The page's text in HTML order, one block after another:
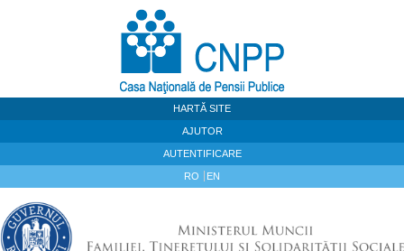
HARTĂ SITE
AJUTOR
AUTENTIFICARE
RO EN